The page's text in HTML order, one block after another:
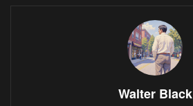
Walter Black